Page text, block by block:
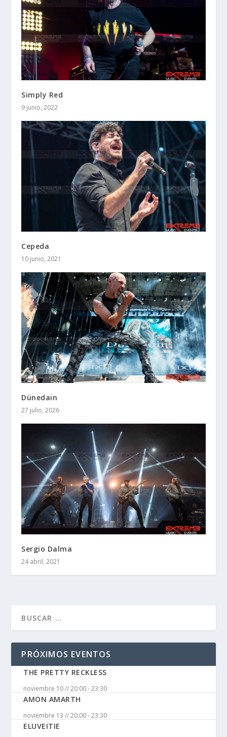
Simply Red
9 junio, 2022
Cepeda
10 junio, 2021
Dünedain
27 julio, 2026
Sergio Dalma
24 abril, 2021
PRÓXIMOS EVENTOS
THE PRETTY RECKLESS
noviembre 10 // 20:00-23:30
AMON AMARTH
noviembre 13 // 20:00-23:30
ELUVEITIE